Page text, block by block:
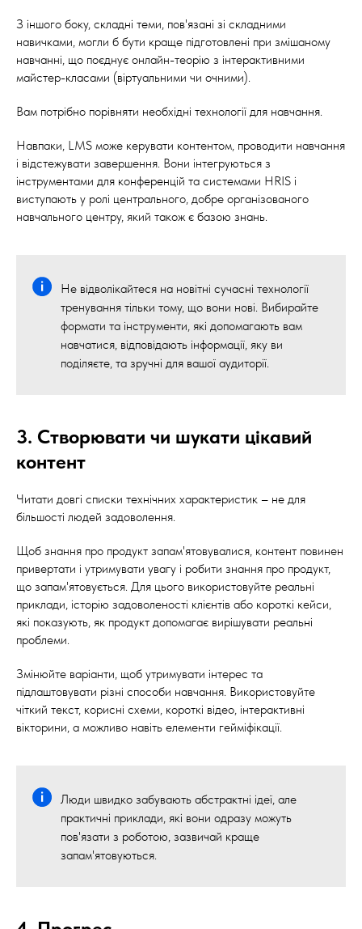
З іншого боку, складні теми, пов'язані зі складними
навичками, могли б бути краще підготовлені при змішаному
навчанні, що поєднує онлайн-теорію з інтерактивними
майстер-класами (віртуальними чи очними).
Вам потрібно порівняти необхідні технології для навчання.
Навпаки, LMS може керувати контентом, проводити навчання
і відстежувати завершення. Вони інтегруються з
інструментами для конференцій та системами HRIS і
виступають у ролі центрального, добре організованого
навчального центру, який також є базою знань.
Не відволікайтеся на новітні сучасні технології
тренування тільки тому, що вони нові. Вибирайте
формати та інструменти, які допомагають вам
навчатися, відповідають інформації, яку ви
поділяєте, та зручні для вашої аудиторії.
3. Створювати чи шукати цікавий
контент
Читати довгі списки технічних характеристик – не для
більшості людей задоволення.
Щоб знання про продукт запам'ятовувалися, контент повинен
привертати і утримувати увагу і робити знання про продукт,
що запам'ятовується. Для цього використовуйте реальні
приклади, історію задоволеності клієнтів або короткі кейси,
які показують, як продукт допомагає вирішувати реальні
проблеми.
Змінюйте варіанти, щоб утримувати інтерес та
підлаштовувати різні способи навчання. Використовуйте
чіткий текст, корисні схеми, короткі відео, інтерактивні
вікторини, а можливо навіть елементи гейміфікації.
Люди швидко забувають абстрактні ідеї, але
практичні приклади, які вони одразу можуть
пов'язати з роботою, зазвичай краще
запам'ятовуються.